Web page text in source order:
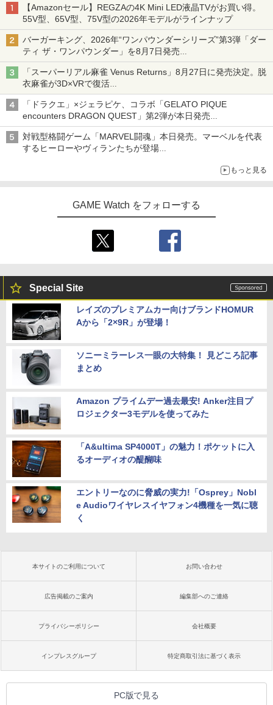
【Amazonセール】REGZAの4K Mini LED液晶TVがお買い得。
55V型、65V型、75V型の2026年モデルがラインナップ
バーガーキング、2026年“ワンパウンダーシリーズ”第3弾「ダー
ティ ザ・ワンパウンダー」を8月7日発売
「特製ガーリックマヨソース」を使用した超大型チーズバーガー
「スーパーリアル麻雀 Venus Returns」8月27日に発売決定。脱
衣麻雀が3D×VRで復活
発売から2週間は20%オフになるセールが実施
「ドラクエ」×ジェラピケ、コラボ「GELATO PIQUE
encounters DRAGON QUEST」第2弾が本日発売
アイスカップに入ったスライムやわたぼう、ベビーサタンなどが
オリジナルアートで登場
対戦型格闘ゲーム「MARVEL闘魂」本日発売。マーベルを代表
するヒーローやヴィランたちが登場
もっと見る
GAME Watch をフォローする
Special Site
レイズのプレミアムカー向けブランドHOMUR
Aから「2×9R」が登場！
ソニーミラーレス一眼の大特集！ 見どころ記事
まとめ
Amazon プライムデー過去最安! Anker注目プ
ロジェクター3モデルを使ってみた
「A&ultima SP4000T」の魅力！ポケットに入
るオーディオの醍醐味
エントリーなのに脅威の実力!「Osprey」Nobl
e Audioワイヤレスイヤフォン4機種を一気に聴
く
本サイトのご利用について お問い合わせ
広告掲載のご案内 編集部へのご連絡
プライバシーポリシー 会社概要
インプレスグループ 特定商取引法に基づく表示
PC版で見る